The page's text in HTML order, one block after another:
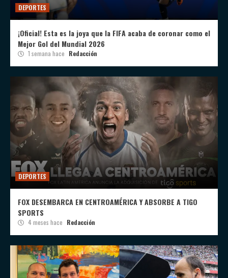
DEPORTES
¡Oficial! Esta es la joya que la FIFA acaba de coronar como el
Mejor Gol del Mundial 2026
1 semana hace Redacción
DEPORTES
FOX DESEMBARCA EN CENTROAMÉRICA Y ABSORBE A TIGO
SPORTS
4 meses hace Redacción